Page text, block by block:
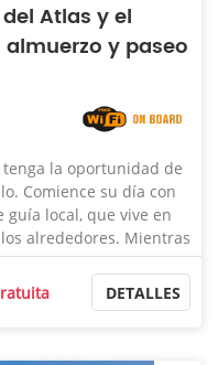
Atlas y el
y paseo
la oportunidad de
Comience su día con
guía local, que vive en
alrededores. Mientras
DETALLES